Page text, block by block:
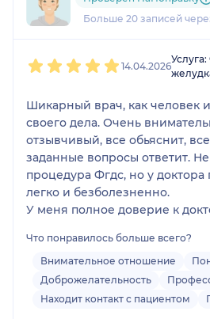
6 отзывов и2 оценки
Больше 20 записей
14.04.2026
Шикарный врач, как человек
своего дела. Очень
отзывчивый, все обьяснит,
заданные вопросы ответит.
процедура Фгдс, но у доктора
легко и безболезненно.
У меня полное доверие к
Приём всегда своевременно
Что понравилось больше всего?
Внимательное отношение
Доброжелательность
Находит контакт с пациентом